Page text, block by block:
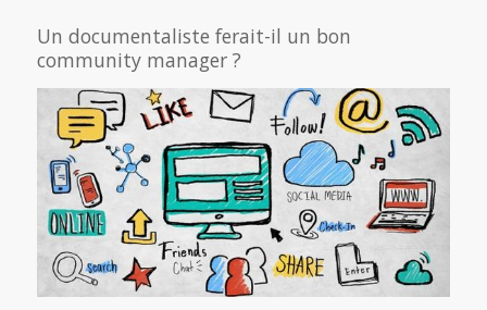
Un documentaliste ferait-il un bon
community manager ?